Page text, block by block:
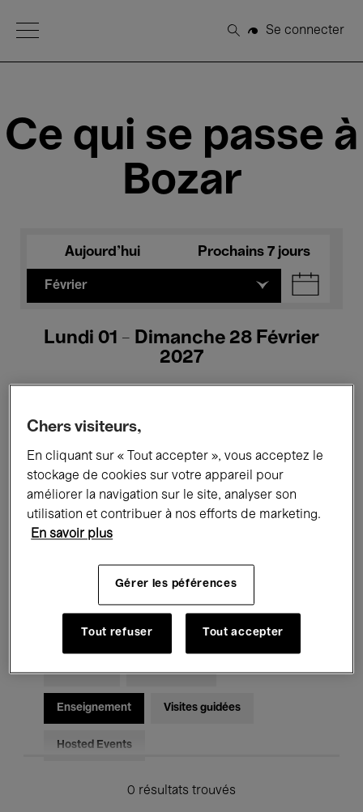
Open Menu
Rechercher
Se connecter
Ce qui se passe à
Bozar
Aujourd'hui Prochains 7 jours
Février
Lundi 01 - Dimanche 28 Février
2027
Tous les événements Concerts
Expositions Films Performances
Rencontres & Débats
Musique classique Global Music
Musique électronique
Pour tous Kids’ Palace
Enseignement Visites guidées
Hosted Events
0 résultats trouvés
Chers visiteurs,
En cliquant sur « Tout accepter », vous acceptez le
stockage de cookies sur votre appareil pour
améliorer la navigation sur le site, analyser son
utilisation et contribuer à nos efforts de marketing.
En savoir plus
Gérer les péférences
Tout refuser Tout accepter